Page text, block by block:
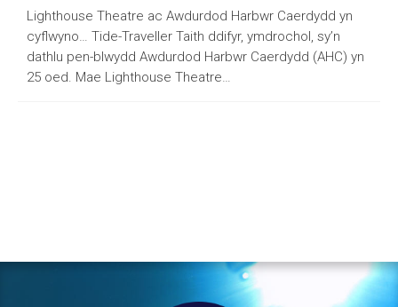
Lighthouse Theatre ac Awdurdod Harbwr Caerdydd yn
cyflwyno… Tide-Traveller Taith ddifyr, ymdrochol, sy’n
dathlu pen-blwydd Awdurdod Harbwr Caerdydd (AHC) yn
25 oed. Mae Lighthouse Theatre…